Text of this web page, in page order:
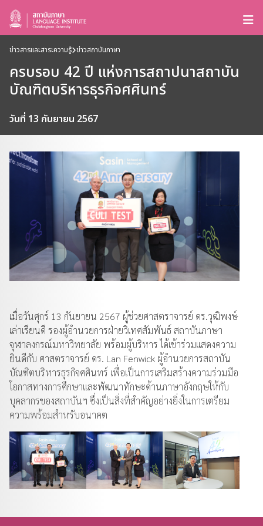
ข่าวสารและสาระความรู้ ข่าวสถาบันภาษา
ครบรอบ 42 ปี แห่งการสถาปนาสถาบัน
บัณฑิตบริหารธุรกิจศศินทร์
วันที่ 13 กันยายน 2567
เมื่อวันศุกร์ 13 กันยายน 2567 ผู้ช่วยศาสตราจารย์ ดร.วุฒิพงษ์
เล่าเรียนดี รองผู้อำนวยการฝ่ายวิเทศสัมพันธ์ สถาบันภาษา
จุฬาลงกรณ์มหาวิทยาลัย พร้อมผู้บริหาร ได้เข้าร่วมแสดงความ
ยินดีกับ ศาสตราจารย์ ดร. Lan Fenwick ผู้อำนวยการสถาบัน
บัณฑิตบริหารธุรกิจศศินทร์ เพื่อเป็นการเสริมสร้างความร่วมมือ
โอกาสทางการศึกษาและพัฒนาทักษะด้านภาษาอังกฤษให้กับ
บุคลากรของสถาบันฯ ซึ่งเป็นสิ่งที่สำคัญอย่างยิ่งในการเตรียม
ความพร้อมสำหรับอนาคต